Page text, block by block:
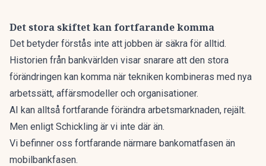
Det stora skiftet kan fortfarande komma
Det betyder förstås inte att jobben är säkra för alltid.
Historien från bankvärlden visar snarare att den stora
förändringen kan komma när tekniken kombineras med nya
arbetssätt, affärsmodeller och organisationer.
AI kan alltså fortfarande förändra arbetsmarknaden, rejält.
Men enligt Schickling är vi inte där än.
Vi befinner oss fortfarande närmare bankomatfasen än
mobilbankfasen.